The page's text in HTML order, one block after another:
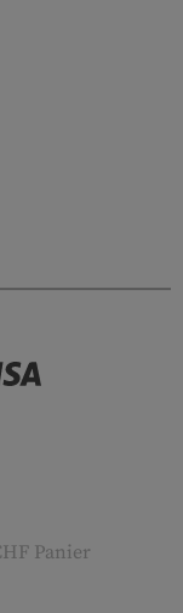
Panier